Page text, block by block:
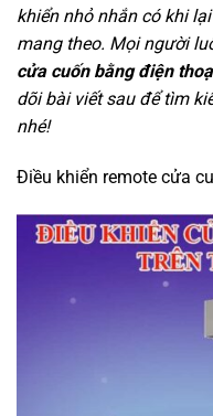
khiển nhỏ nhắn có khi
mang theo. Mọi người
cửa cuốn bằng điện
dõi bài viết sau để tìm
nhé!
Điều khiển remote cửa